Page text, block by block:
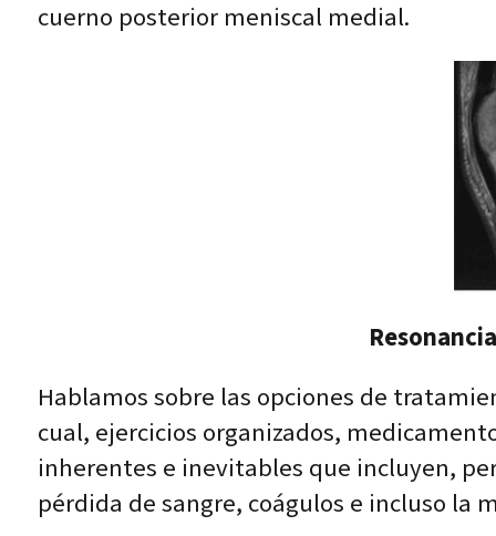
cuerno posterior meniscal medial.
Hablamos sobre las opciones de
cual, ejercicios organizados,
inherentes e inevitables que incluyen,
pérdida de sangre, coágulos e incluso la